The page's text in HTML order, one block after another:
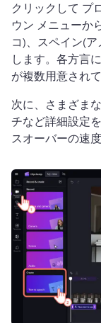
クリックして プ
ウン メニューか
コ)、スペイン(
します。 各方言
が複数用意されて
次に、さまざま
チなど詳細設定
スオーバーの速